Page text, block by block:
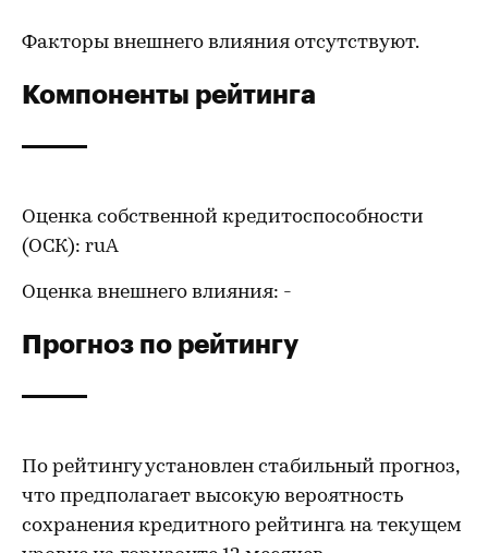
Факторы внешнего влияния отсутствуют.
Компоненты рейтинга
Оценка собственной кредитоспособности
(ОСК): ruA
Оценка внешнего влияния: -
Прогноз по рейтингу
По рейтингу установлен стабильный прогноз,
что предполагает высокую вероятность
сохранения кредитного рейтинга на текущем